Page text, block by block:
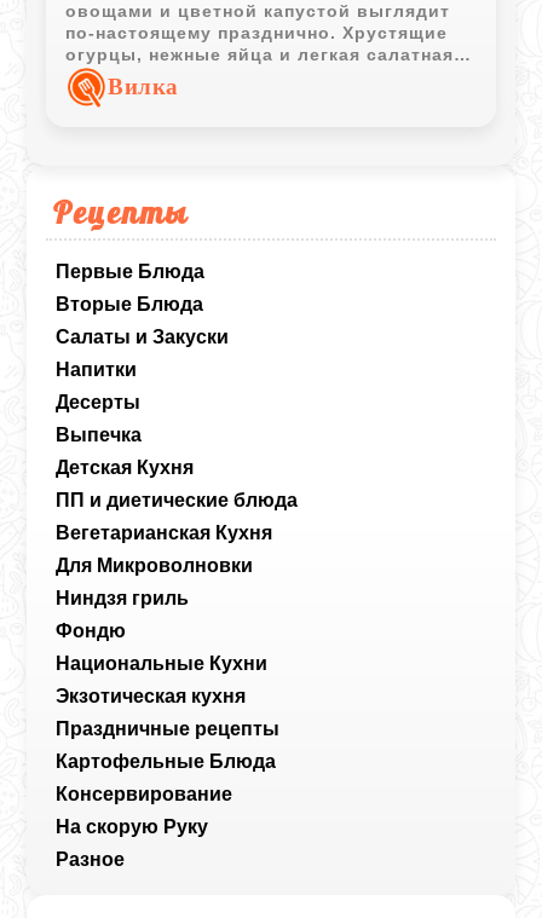
Рецепты
Первые Блюда
Вторые Блюда
Салаты и Закуски
Напитки
Десерты
Выпечка
Детская Кухня
ПП и диетические блюда
Вегетарианская Кухня
Для Микроволновки
Ниндзя гриль
Фондю
Национальные Кухни
Экзотическая кухня
Праздничные рецепты
Картофельные Блюда
Консервирование
На скорую Руку
Разное
овощами и цветной капустой выглядит
по-настоящему празднично. Хрустящие
огурцы, нежные яйца и легкая салатная
заправка делают блюдо свежим и
насыщенным одновременно, а майонез
Вилка